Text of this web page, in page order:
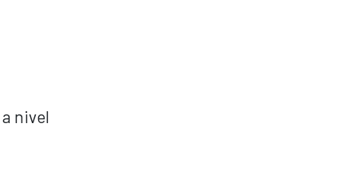
nivel